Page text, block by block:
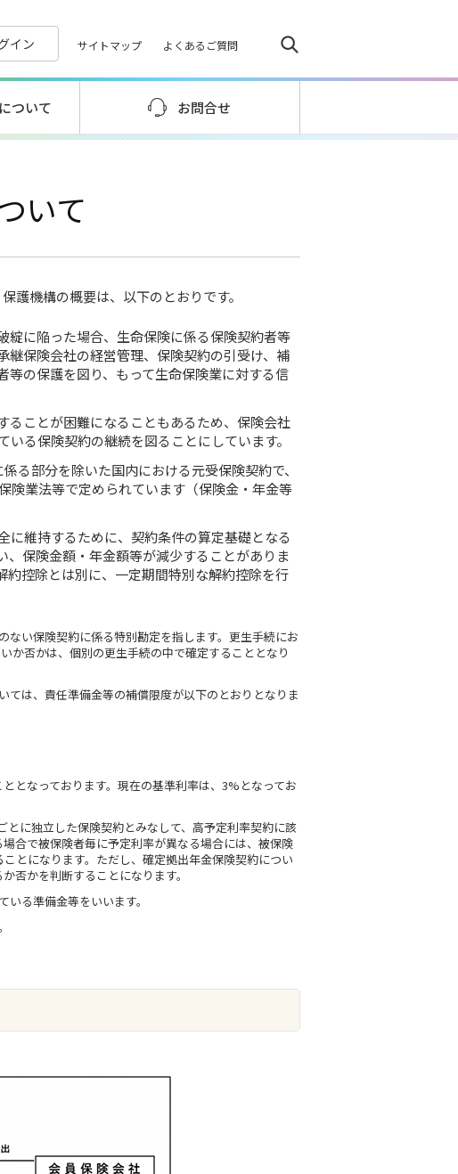
イン サイトマップ よくあるご質問
ついて お問合せ
いて
護機構の概要は、以下のとおりです。
綻に陥った場合、生命保険に係る保険契約者等
保険会社の経営管理、保険契約の引受け、補
の保護を図り、もって生命保険業に対する信
ることが困難になることもあるため、保険会社
る保険契約の継続を図ることにしています。
部分を除いた国内における元受保険契約で、
業法等で定められています（保険金・年金等
維持するために、契約条件の算定基礎となる
保険金額・年金額等が減少することがありま
控除とは別に、一定期間特別な解約控除を行
い保険契約に係る特別勘定を指します。更生手続にお
か否かは、個別の更生手続の中で確定することとなり
は、責任準備金等の補償限度が以下のとおりとなりま
となっております。現在の基準利率は、3%となってお
に独立した保険契約とみなして、高予定利率契約に該
合で被保険者毎に予定利率が異なる場合には、被保険
とになります。ただし、確定拠出年金保険契約につい
否かを判断することになります。
る準備金等をいいます。